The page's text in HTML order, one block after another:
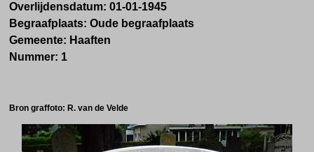
Overlijdensdatum: 01-01-1945
Begraafplaats: Oude begraafplaats
Gemeente: Haaften
Nummer: 1
Bron graffoto: R. van de Velde